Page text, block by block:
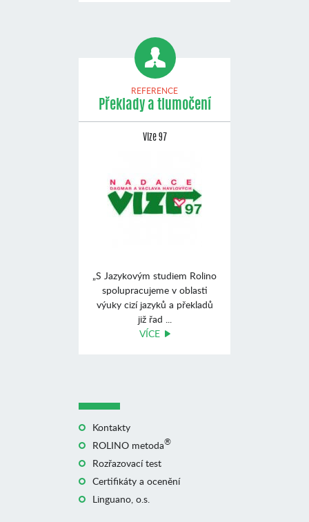
REFERENCE
Překlady a tlumočení
Vize 97
„S Jazykovým studiem Rolino
spolupracujeme v oblasti
výuky cizí jazyků a překladů
již řad ...
VÍCE
Kontakty
ROLINO metoda®
Rozřazovací test
Certifikáty a ocenění
Linguano, o.s.